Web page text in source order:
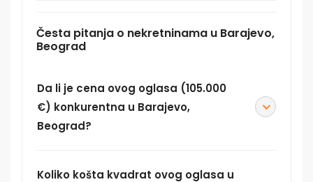
Česta pitanja o nekretninama u Barajevo,
Beograd
Da li je cena ovog oglasa (105.000
€) konkurentna u Barajevo,
Beograd?
Koliko košta kvadrat ovog oglasa u